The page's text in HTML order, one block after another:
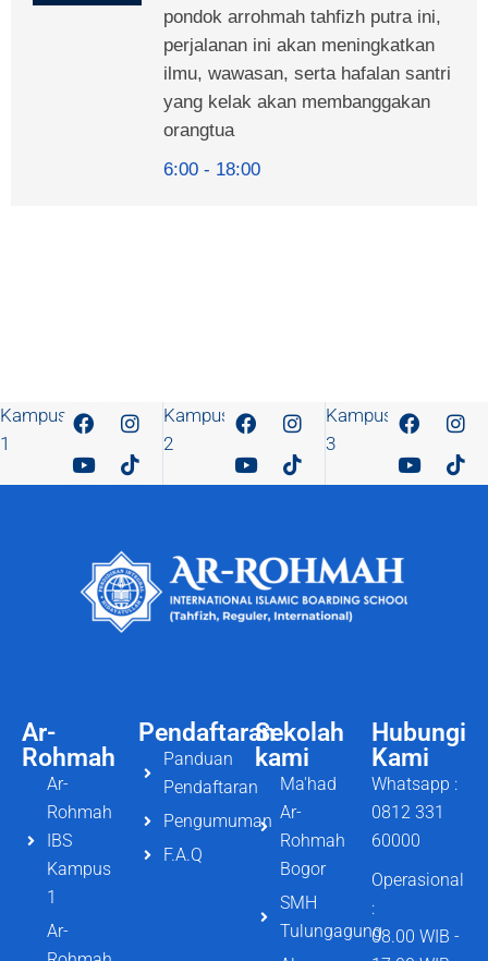
pondok arrohmah tahfizh putra ini,
perjalanan ini akan meningkatkan
ilmu, wawasan, serta hafalan santri
yang kelak akan membanggakan
orangtua
6:00
18:00
Kampus
1
Kampus
2
Kampus
3
Ar-
Rohmah
Ar-
Rohmah
IBS
Kampus
1
Ar-
Pendaftaran
Panduan
Pendaftaran
Pengumuman
F.A.Q
Hubungi
Kami
Whatsapp :
0812 331
60000
Operasional
:
08.00 WIB -
Sekolah
kami
Ma'had
Ar-
Rohmah
Bogor
SMH
Tulungagung